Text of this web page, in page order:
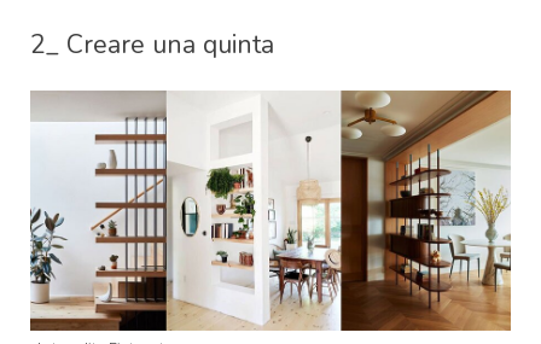
2_ Creare una quinta